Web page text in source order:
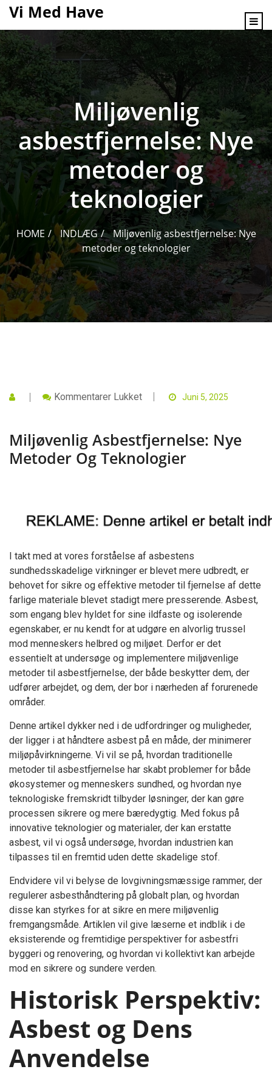
content
Vi Med Have
Miljøvenlig
asbestfjernelse: Nye
metoder og
teknologier
HOME INDLÆG
Miljøvenlig asbestfjernelse: Nye
metoder og teknologier
Kommentarer LukketTil
Metoder
Og
Teknologier
Juni 5, 2025
Miljøvenlig Asbestfjernelse: Nye
Metoder Og Teknologier
I takt med at vores forståelse af asbestens
sundhedsskadelige virkninger er blevet mere udbredt, er
behovet for sikre og effektive metoder til fjernelse af dette
farlige materiale blevet stadigt mere presserende. Asbest,
som engang blev hyldet for sine ildfaste og isolerende
egenskaber, er nu kendt for at udgøre en alvorlig trussel
mod menneskers helbred og miljøet. Derfor er det
essentielt at undersøge og implementere miljøvenlige
metoder til asbestfjernelse, der både beskytter dem, der
udfører arbejdet, og dem, der bor i nærheden af forurenede
områder.
Denne artikel dykker ned i de udfordringer og muligheder,
der ligger i at håndtere asbest på en måde, der minimerer
miljøpåvirkningerne. Vi vil se på, hvordan traditionelle
metoder til asbestfjernelse har skabt problemer for både
økosystemer og menneskers sundhed, og hvordan nye
teknologiske fremskridt tilbyder løsninger, der kan gøre
processen sikrere og mere bæredygtig. Med fokus på
innovative teknologier og materialer, der kan erstatte
asbest, vil vi også undersøge, hvordan industrien kan
tilpasses til en fremtid uden dette skadelige stof.
Endvidere vil vi belyse de lovgivningsmæssige rammer, der
regulerer asbesthåndtering på globalt plan, og hvordan
disse kan styrkes for at sikre en mere miljøvenlig
fremgangsmåde. Artiklen vil give læserne et indblik i de
eksisterende og fremtidige perspektiver for asbestfri
byggeri og renovering, og hvordan vi kollektivt kan arbejde
mod en sikrere og sundere verden.
Historisk Perspektiv:
Asbest og Dens
Anvendelse